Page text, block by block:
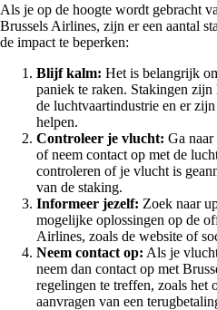
Als je op de hoogte wordt gebracht
Brussels Airlines, zijn er een aantal
de impact te beperken:
Blijf kalm: Het is belangrijk
paniek te raken. Stakingen zijn
de luchtvaartindustrie en er
helpen.
Controleer je vlucht: Ga
of neem contact op met de
controleren of je vlucht is
van de staking.
Informeer jezelf: Zoek naar
mogelijke oplossingen op de
Airlines, zoals de website of
Neem contact op: Als je
neem dan contact op met
regelingen te treffen, zoals het
aanvragen van een